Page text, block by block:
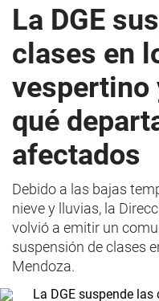
La DGE
clases en
vespertino
qué
afectados
Debido a las bajas
nieve y lluvias, la
volvió a emitir un
suspensión de clases
Mendoza.